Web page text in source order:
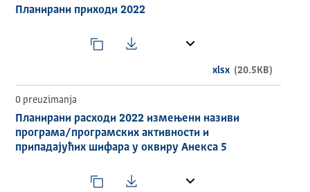
ECON
ВРЕМЕНСКИ ОБУХВАТ
ГЕОГРАФСКИ ОБУХВАТ
Република Србија
УЧЕСТАЛОСТ АЖУРИРАЊА
Планирани приходи 2022
xlsx (20.5KB)
0 preuzimanja
Планирани расходи 2022 измењени називи
програма/програмских активности и
припадајућих шифара у оквиру Анекса 5